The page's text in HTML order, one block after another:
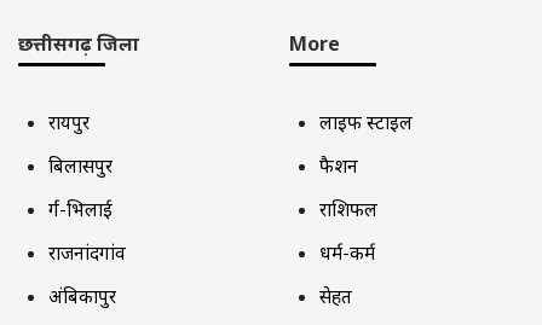
छत्तीसगढ़ जिला
रायपुर
बिलासपुर
दुर्ग-भिलाई
राजनांदगांव
अंबिकापुर
More
लाइफ स्टाइल
फैशन
राशिफल
धर्म-कर्म
सेहत